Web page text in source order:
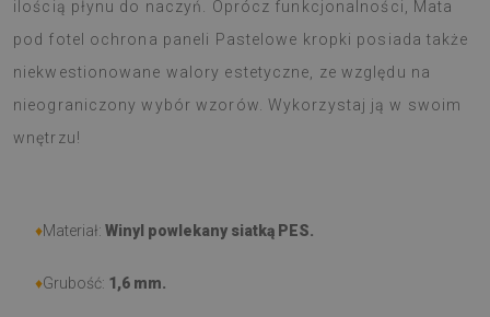
ilością płynu do naczyń. Oprócz funkcjonalności, Mata
pod fotel ochrona paneli Pastelowe kropki posiada także
niekwestionowane walory estetyczne, ze względu na
nieograniczony wybór wzorów. Wykorzystaj ją w swoim
wnętrzu!
♦Materiał: Winyl powlekany siatką PES.
♦Grubość: 1,6 mm.